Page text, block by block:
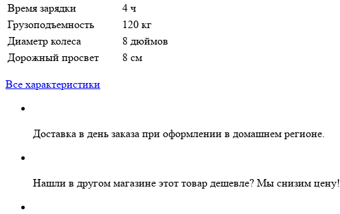
Время зарядки
4 ч
Грузоподъемность
120 кг
Диаметр колеса
8 дюймов
Дорожный просвет
8 см
Все характеристики
Доставка в день заказа при оформлении в домашнем регионе.
Нашли в другом магазине этот товар дешевле? Мы снизим цену!